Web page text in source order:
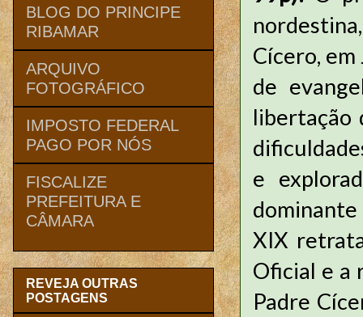
Cícero,
de
libertação
e
XIX
Oficial e a
Padre
BLOG DO PRINCIPE
RIBAMAR
ARQUIVO
FOTOGRÁFICO
IMPOSTO FEDERAL
PAGO POR NÓS
FISCALIZE
PREFEITURA E
CÂMARA
REVEJA OUTRAS
POSTAGENS